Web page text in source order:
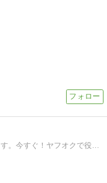
365日年中無休でヤフオクやっています。今すぐ！ヤフオクで役に立つ小ネタを提供いたします。また今よりもっと稼げる情報も！